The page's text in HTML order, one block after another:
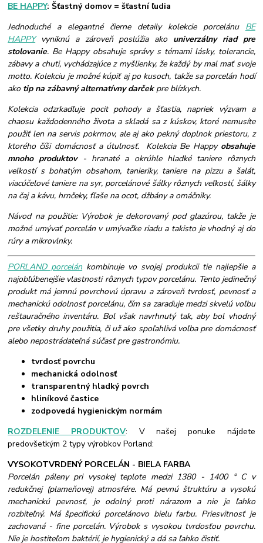
BE HAPPY: Šťastný domov = šťastní ľudia
Jednoduché a elegantné čierne detaily kolekcie porcelánu BE
HAPPYvyniknú a zároveň poslúžia ako univerzálny riad pre
stolovanie. Be Happy obsahuje správy s témami lásky, tolerancie,
zábavy a chuti, vychádzajúce z myšlienky, že každý by mal mať svoje
motto. Kolekciu je možné kúpiť aj po kusoch, takže sa porcelán hodí
ako tip na zábavný alternatívny darčekpre blízkych.
Kolekcia odzrkadľuje pocit pohody a šťastia, napriek výzvam a
chaosu každodenného života a skladá sa z kúskov, ktoré nemusíte
použiť len na servis pokrmov, ale aj ako pekný doplnok priestoru, z
ktorého číši domácnosť a útulnosť. Kolekcia Be Happy obsahuje
mnoho produktov- hranaté a okrúhle hladké taniere rôznych
veľkostí s bohatým obsahom, tanieriky, taniere na pizzu a šalát,
viacúčelové taniere na syr, porcelánové šálky rôznych veľkostí, šálky
na čaj a kávu, hrnčeky, fľaše na ocot, džbány a omáčniky.
Návod na použitie: Výrobok je dekorovaný pod glazúrou, takže je
možné umývať porcelán v umývačke riadu a takisto je vhodný aj do
rúry a mikrovlnky.
PORLAND porcelánkombinuje vo svojej produkcii tie najlepšie a
najobľúbenejšie vlastnosti rôznych typov porcelánu. Tento jedinečný
produkt má jemnú povrchovú úpravu a zároveň tvrdosť, pevnosť a
mechanickú odolnosť porcelánu, čím sa zaraďuje medzi skvelú voľbu
reštauračného inventáru. Bol však navrhnutý tak, aby bol vhodný
pre všetky druhy použitia, či už ako spoľahlivá voľba pre domácnosť
alebo nepostrádateľná súčasť pre gastronómiu.
tvrdosť povrchu
mechanická odolnosť
transparentný hladký povrch
hliníkové častice
zodpovedá hygienickým normám
ROZDELENIE PRODUKTOV: V našej ponuke nájdete
predovšetkým 2 typy výrobkov Porland:
VYSOKOTVRDENÝ PORCELÁN - BIELA FARBA
Porcelán páleny pri vysokej teplote medzi 1380 - 1400 ° C v
redukčnej (plameňovej) atmosfére. Má pevnú štruktúru a vysokú
mechanickú pevnosť, je odolný proti nárazom a nie je ľahko
rozbiteľný. Má špecifickú porcelánovo bielu farbu. Priesvitnosť je
zachovaná - fine porcelán. Výrobok s vysokou tvrdosťou povrchu.
Nie je hostiteľom baktérií, je hygienický a dá sa ľahko čistiť.